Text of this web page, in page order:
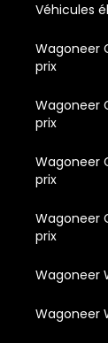
Véhicules
Wagoneer
prix
Wagoneer
prix
Wagoneer
prix
Wagoneer
prix
Wagoneer
Wagoneer